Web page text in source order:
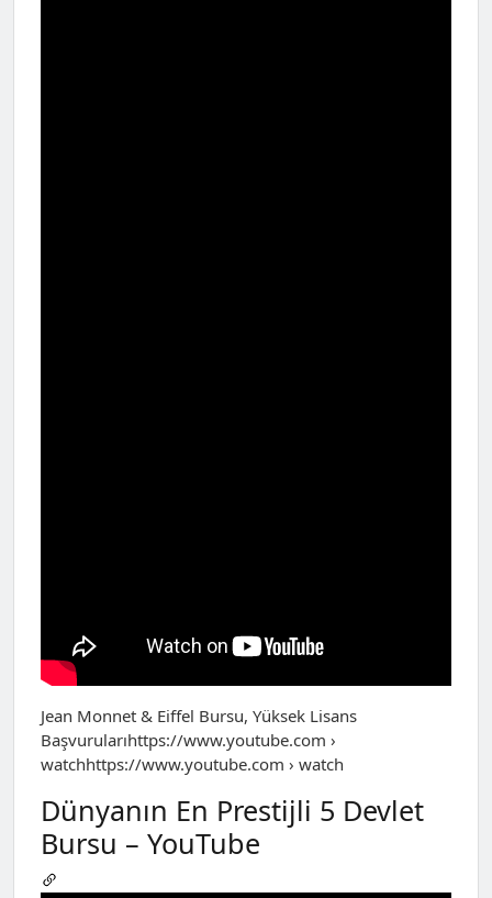
Jean Monnet & Eiffel Bursu, Yüksek Lisans
Başvurularıhttps://www.youtube.com ›
watchhttps://www.youtube.com › watch
Dünyanın En Prestijli 5 Devlet
Bursu – YouTube